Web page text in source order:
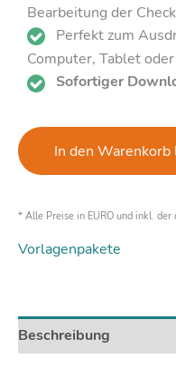
Bearbeitung der
Perfekt zum
Computer, Tablet
Sofortiger
In den Warenkorb
* Alle Preise in EURO und inkl.
Vorlagenpakete
Beschreibung